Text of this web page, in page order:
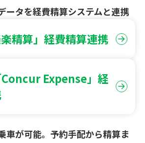
ータを経費精算システムと連携
精算」経費精算連携
Concur Expense」経
車が可能。予約手配から精算ま